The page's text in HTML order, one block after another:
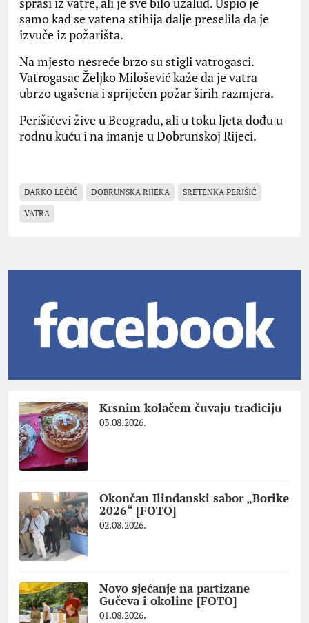
samo kad se vatena stihija dalje preselila da je
izvuče iz požarišta.
Na mjesto nesreće brzo su stigli vatrogasci.
Vatrogasac Željko Milošević kaže da je vatra
ubrzo ugašena i spriječen požar širih razmjera.
Perišićevi žive u Beogradu, ali u toku ljeta dođu u
rodnu kuću i na imanje u Dobrunskoj Rijeci.
DARKO LEČIĆ DOBRUNSKA RIJEKA SRETENKA PERIŠIĆ
VATRA
Krsnim kolačem čuvaju tradiciju
03.08.2026.
Okončan Ilindanski sabor „Borike
2026“ [FOTO]
02.08.2026.
Novo sjećanje na partizane
Gučeva i okoline [FOTO]
01.08.2026.